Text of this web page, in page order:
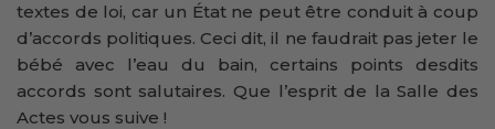
textes de loi, car un État ne peut être conduit à coup
d’accords politiques. Ceci dit, il ne faudrait pas jeter le
bébé avec l’eau du bain, certains points desdits
accords sont salutaires. Que l’esprit de la Salle des
Actes vous suive !